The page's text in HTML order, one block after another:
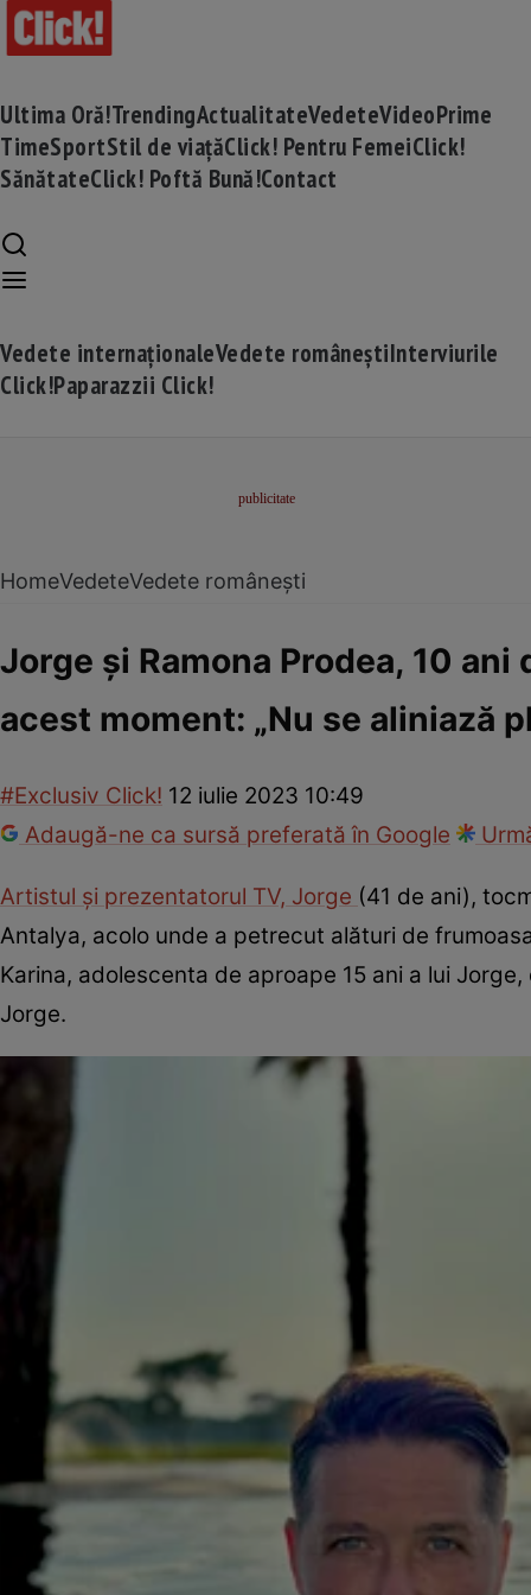
Ultima Oră!TrendingActualitateVedeteVideoPrime
TimeSportStil de viațăClick! Pentru FemeiClick!
SănătateClick! Poftă Bună!Contact
Vedete internaționaleVedete româneștiInterviurile
Click!Paparazzii Click!
HomeVedeteVedete românești
Jorge și Ramona Prodea, 10
acest moment: „Nu se aliniază
#Exclusiv Click! 12 iulie 2023 10:49
Adaugă-ne ca sursă preferată în Google
Artistul și prezentatorul TV, Jorge (41 de ani),
Antalya, acolo unde a petrecut alături de
Karina, adolescenta de aproape 15 ani a lui
Jorge.